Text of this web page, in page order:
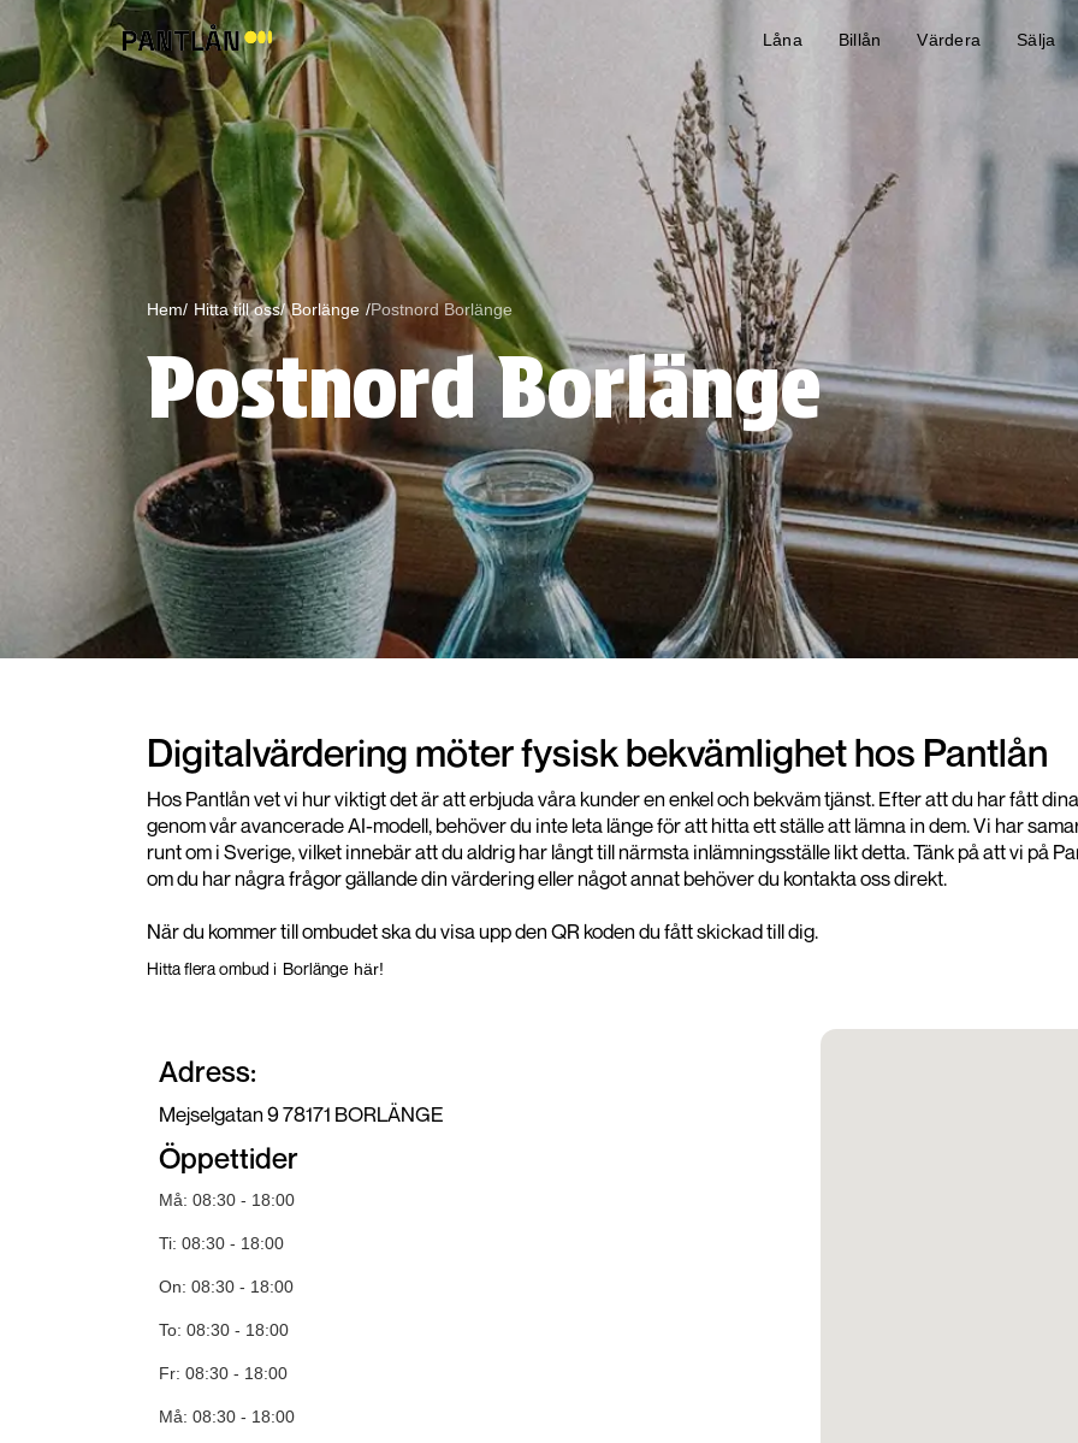
Låna Billån Värdera Sälja
Hem/ Hitta till oss/ Borlänge /Postnord Borlänge
Postnord Borlänge
Digitalvärdering möter fysisk bekvämlighet hos Pantlån
Hos Pantlån vet vi hur viktigt det är att erbjuda våra kunder en enkel och bekväm tjänst. Efter att du har fått
genom vår avancerade AI-modell, behöver du inte leta länge för att hitta ett ställe att lämna in dem. Vi har
runt om i Sverige, vilket innebär att du aldrig har långt till närmsta inlämningsställe likt detta. Tänk på att vi på
om du har några frågor gällande din värdering eller något annat behöver du kontakta oss direkt.
När du kommer till ombudet ska du visa upp den QR koden du fått skickad till dig.
Hitta flera ombud i Borlänge här!
Adress:
Mejselgatan 9 78171 BORLÄNGE
Öppettider
Må: 08:30 - 18:00
Ti: 08:30 - 18:00
On: 08:30 - 18:00
To: 08:30 - 18:00
Fr: 08:30 - 18:00
Må: 08:30 - 18:00